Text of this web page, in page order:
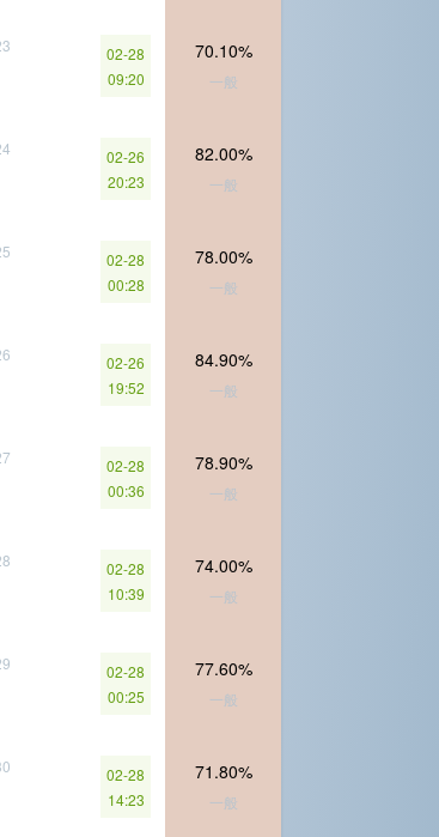
02-28
09:20
70.10%
一般
02-26
20:23
82.00%
一般
02-28
00:28
78.00%
一般
02-26
19:52
84.90%
一般
02-28
00:36
78.90%
一般
02-28
10:39
74.00%
一般
02-28
00:25
77.60%
一般
02-28
14:23
71.80%
一般